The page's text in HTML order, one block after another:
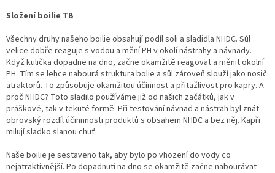
Složení boilie TB
Všechny druhy našeho boilie obsahují podíl soli a sladidla NHDC. Sůl
velice dobře reaguje s vodou a mění PH v okolí nástrahy a návnady.
Když kulička dopadne na dno, začne okamžitě reagovat a měnit okolní
PH. Tím se lehce nabourá struktura bolie a sůl zároveň slouží jako nosič
atraktorů. To způsobuje okamžitou účinnost a přitažlivost pro kapry. A
proč NHDC? Toto sladilo používáme již od našich začátků, jak v
práškové, tak v tekuté formě. Při testování návnad a nástrah byl znát
obrovský rozdíl účinnnosti produktů s obsahem NHDC a bez něj. Kapři
milují sladko slanou chuť.
Naše boilie je sestaveno tak, aby bylo po vhození do vody co
nejatraktivnější. Po dopadnutí na dno se okamžitě začne nabourávat